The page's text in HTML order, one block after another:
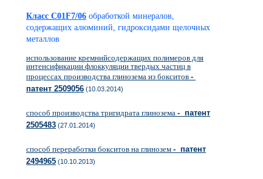
Класс C01F7/06 обработкой минералов,
содержащих алюминий, гидроксидами щелочных
металлов
использование кремнийсодержащих полимеров для
интенсификации флоккуляции твердых частиц в
процессах производства глинозема из бокситов -
патент 2509056 (10.03.2014)
способ производства тригидрата глинозема - патент
2505483 (27.01.2014)
способ переработки бокситов на глинозем - патент
2494965 (10.10.2013)